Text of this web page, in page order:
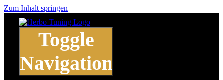
Zum Inhalt springen
Toggle
Navigation